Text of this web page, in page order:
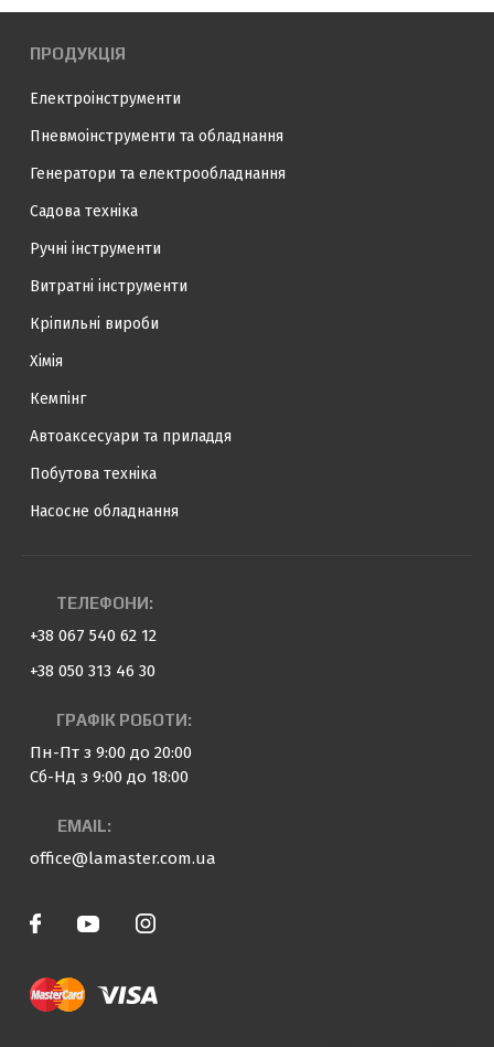
ПРОДУКЦІЯ
Електроінструменти
Пневмоінструменти та обладнання
Генератори та електрообладнання
Садова техніка
Ручні інструменти
Витратні інструменти
Кріпильні вироби
Хімія
Кемпінг
Автоаксесуари та приладдя
Побутова техніка
Насосне обладнання
ТЕЛЕФОНИ:
+38 067 540 62 12
+38 050 313 46 30
ГРАФІК РОБОТИ:
Пн-Пт з 9:00 до 20:00
Сб-Нд з 9:00 до 18:00
EMAIL:
office@lamaster.com.ua